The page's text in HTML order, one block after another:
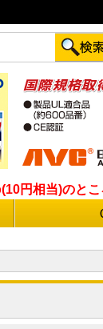
円相当)のと